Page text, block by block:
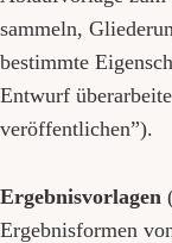
sammeln,
bestimmte
Entwurf
veröffentlichen”).
Ergebnisvorlagen
Ergebnisformen